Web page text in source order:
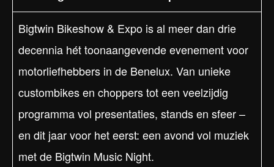
Bigtwin Bikeshow & Expo is al meer dan drie
decennia hét toonaangevende evenement voor
motorliefhebbers in de Benelux. Van unieke
custombikes en choppers tot een veelzijdig
programma vol presentaties, stands en sfeer –
en dit jaar voor het eerst: een avond vol muziek
met de Bigtwin Music Night.